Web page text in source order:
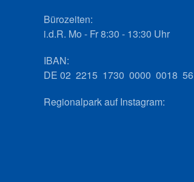
Bürozeiten:
i.d.R. Mo - Fr 8:30 - 13:30 Uhr
IBAN:
DE 02 2215 1730 0000 0018 56
Regionalpark auf Instagram: